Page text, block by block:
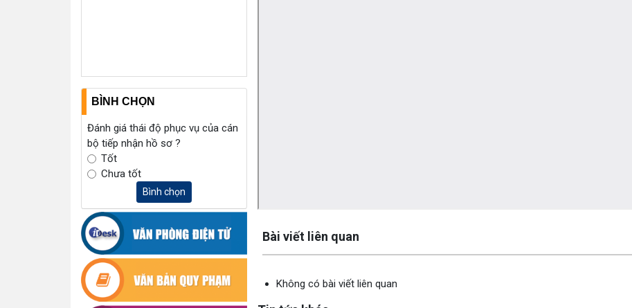
BÌNH CHỌN
Đánh giá thái độ phục vụ của cán
bộ tiếp nhận hồ sơ ?
Tốt
Chưa tốt
Bình chọn
Bài viết liên quan
Không có bài viết liên quan